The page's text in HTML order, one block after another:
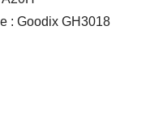
: Goodix GH3018